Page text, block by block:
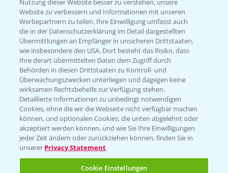
Sammelstellen und Termine
Kontakt & Notfall
Beratung auf WhatsApp
T.+49 (0)174 346 564 1
KONTAKT
Hilfe in Notfällen
T.+49 (0)214/30-20220
Nutzung dieser Website besser zu verstehen, unsere
Website zu verbessern und Informationen mit unseren
Werbepartnern zu teilen. Ihre Einwilligung umfasst auch
die in der Datenschutzerklärung im Detail dargestellten
Übermittlungen an Empfänger in unsicheren Drittstaaten,
wie insbesondere den USA. Dort besteht das Risiko, dass
Ihre derart übermittelten Daten dem Zugriff durch
Behörden in diesen Drittstaaten zu Kontroll- und
Überwachungszwecken unterliegen und dagegen keine
wirksamen Rechtsbehelfe zur Verfügung stehen.
Detaillierte Informationen zu unbedingt notwendigen
Cookies, ohne die wir die Webseite nicht verfügbar machen
können, und optionalen Cookies, die unten abgelehnt oder
akzeptiert werden können, und wie Sie Ihre Einwilligungen
jeder Zeit ändern oder zurückziehen können, finden Sie in
unserer Privacy Statement
Cookie Einstellungen